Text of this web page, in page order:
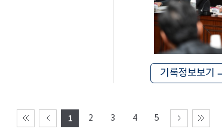
기록정보보기
1 2 3 4 5